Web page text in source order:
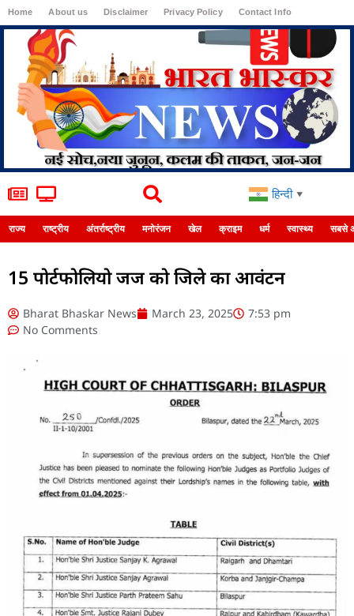
Home About us Disclaimer Privacy Policy Contact Info
हिन्दी ▼
राज्य राष्ट्रीय अंतर्राष्ट्रीय मनोरंजन खेल क्राइम धर्म स्वास्थ्य सबसे
15 पोर्टफोलियो जज को जिले का आवंटन
Bharat Bhaskar News March 23, 2025
7:53 pm
No Comments